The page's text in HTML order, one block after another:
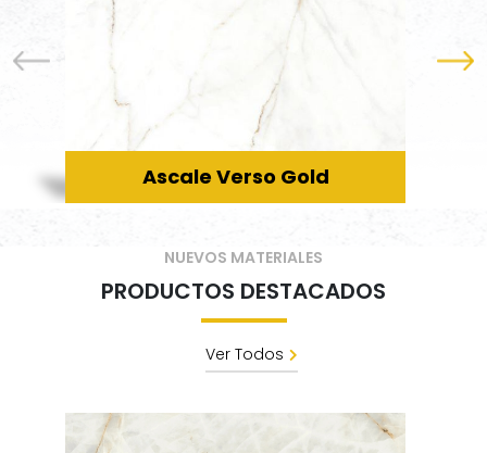
Ascale Verso Gold
NUEVOS MATERIALES
PRODUCTOS DESTACADOS
Ver Todos